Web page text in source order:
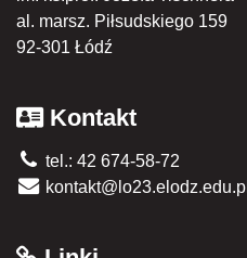
al. marsz. Piłsudskiego 159
92-301 Łódź
Kontakt
tel.: 42 674-58-72
kontakt@lo23.elodz.edu.pl